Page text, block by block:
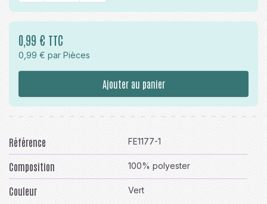
0,99 € TTC
0,99 € par Pièces
Ajouter au panier
Référence FE1177-1
Composition 100% polyester
Couleur Vert